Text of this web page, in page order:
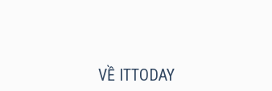
VỀ ITTODAY